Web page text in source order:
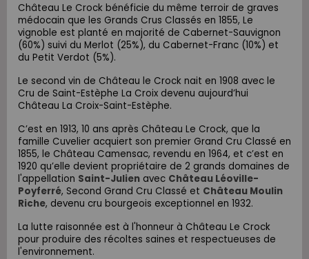
Château Le Crock bénéficie du même terroir de graves
médocain que les Grands Crus Classés en 1855, Le
vignoble est planté en majorité de Cabernet-Sauvignon
(60%) suivi du Merlot (25%), du Cabernet-Franc (10%) et
du Petit Verdot (5%).
Le second vin de Château le Crock nait en 1908 avec le
Cru de Saint-Estèphe La Croix devenu aujourd’hui
Château La Croix-Saint-Estèphe.
C’est en 1913, 10 ans après Château Le Crock, que la
famille Cuvelier acquiert son premier Grand Cru Classé en
1855, le Château Camensac, revendu en 1964, et c’est en
1920 qu’elle devient propriétaire de 2 grands domaines de
l'appellation Saint-Julien avec Château Léoville-
Poyferré, Second Grand Cru Classé et Château Moulin
Riche, devenu cru bourgeois exceptionnel en 1932.
La lutte raisonnée est à l'honneur à Château Le Crock
pour produire des récoltes saines et respectueuses de
l'environnement.